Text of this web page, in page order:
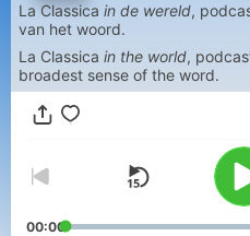
La Classica in de wereld,
van het woord.
La Classica in the world,
broadest sense of the word.
00:00